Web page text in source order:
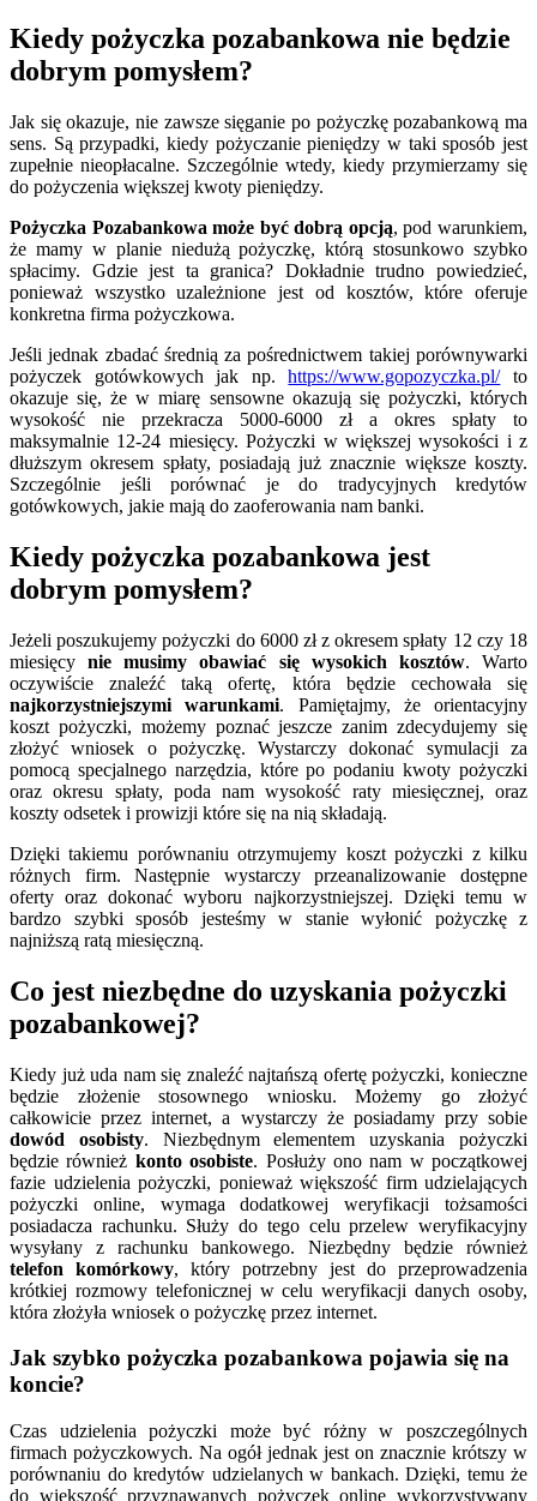
Kiedy pożyczka pozabankowa nie będzie
dobrym pomysłem?
Jak się okazuje, nie zawsze sięganie po pożyczkę pozabankową ma
sens. Są przypadki, kiedy pożyczanie pieniędzy w taki sposób jest
zupełnie nieopłacalne. Szczególnie wtedy, kiedy przymierzamy się
do pożyczenia większej kwoty pieniędzy.
Pożyczka Pozabankowa może być dobrą opcją, pod warunkiem,
że mamy w planie niedużą pożyczkę, którą stosunkowo szybko
spłacimy. Gdzie jest ta granica? Dokładnie trudno powiedzieć,
ponieważ wszystko uzależnione jest od kosztów, które oferuje
konkretna firma pożyczkowa.
Jeśli jednak zbadać średnią za pośrednictwem takiej porównywarki
pożyczek gotówkowych jak np.https://www.gopozyczka.pl/to
okazuje się, że w miarę sensowne okazują się pożyczki, których
wysokość nie przekracza 5000-6000 zł a okres spłaty to
maksymalnie 12-24 miesięcy. Pożyczki w większej wysokości i z
dłuższym okresem spłaty, posiadają już znacznie większe koszty.
Szczególnie jeśli porównać je do tradycyjnych kredytów
gotówkowych, jakie mają do zaoferowania nam banki.
Kiedy pożyczka pozabankowa jest
dobrym pomysłem?
Jeżeli poszukujemy pożyczki do 6000 zł z okresem spłaty 12 czy 18
miesięcynie musimy obawiać się wysokich kosztów. Warto
oczywiście znaleźć taką ofertę, która będzie cechowała się
najkorzystniejszymi warunkami. Pamiętajmy, że orientacyjny
koszt pożyczki, możemy poznać jeszcze zanim zdecydujemy się
złożyć wniosek o pożyczkę. Wystarczy dokonać symulacji za
pomocą specjalnego narzędzia, które po podaniu kwoty pożyczki
oraz okresu spłaty, poda nam wysokość raty miesięcznej, oraz
koszty odsetek i prowizji które się na nią składają.
Dzięki takiemu porównaniu otrzymujemy koszt pożyczki z kilku
różnych firm. Następnie wystarczy przeanalizowanie dostępne
oferty oraz dokonać wyboru najkorzystniejszej. Dzięki temu w
bardzo szybki sposób jesteśmy w stanie wyłonić pożyczkę z
najniższą ratą miesięczną.
Co jest niezbędne do uzyskania pożyczki
pozabankowej?
Kiedy już uda nam się znaleźć najtańszą ofertę pożyczki, konieczne
będzie złożenie stosownego wniosku. Możemy go złożyć
całkowicie przez internet, a wystarczy że posiadamy przy sobie
dowód osobisty. Niezbędnym elementem uzyskania pożyczki
będzie również konto osobiste. Posłuży ono nam w początkowej
fazie udzielenia pożyczki, ponieważ większość firm udzielających
pożyczki online, wymaga dodatkowej weryfikacji tożsamości
posiadacza rachunku. Służy do tego celu przelew weryfikacyjny
wysyłany z rachunku bankowego. Niezbędny będzie również
telefon komórkowy, który potrzebny jest do przeprowadzenia
krótkiej rozmowy telefonicznej w celu weryfikacji danych osoby,
która złożyła wniosek o pożyczkę przez internet.
Jak szybko pożyczka pozabankowa pojawia się na
koncie?
Czas udzielenia pożyczki może być różny w poszczególnych
firmach pożyczkowych. Na ogół jednak jest on znacznie krótszy w
porównaniu do kredytów udzielanych w bankach. Dzięki, temu że
do większość przyznawanych pożyczek online wykorzystywany